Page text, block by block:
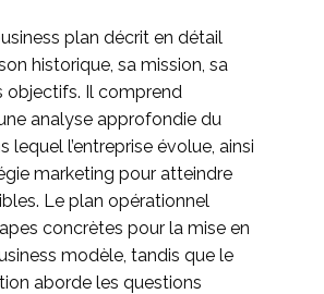
plan décrit en détail
historique, sa mission, sa
objectifs. Il comprend
analyse approfondie du
lequel l’entreprise évolue, ainsi
marketing pour atteindre
Le plan opérationnel
concrètes pour la mise en
modèle, tandis que le
aborde les questions